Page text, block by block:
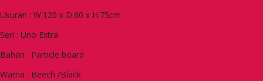
Ukuran : W.120 x D.60 x H.75cm
Seri : Uno Extra
Bahan : Particle board
Warna : Beech /Black